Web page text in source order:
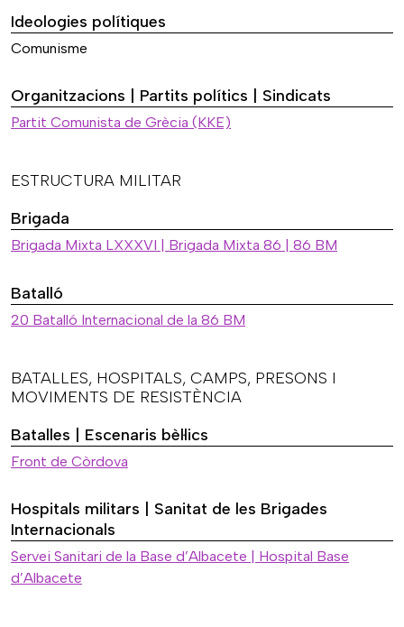
Ideologies polítiques
Comunisme
Organitzacions | Partits polítics | Sindicats
Partit Comunista de Grècia (KKE)
ESTRUCTURA MILITAR
Brigada
Brigada Mixta LXXXVI | Brigada Mixta 86 | 86 BM
Batalló
20 Batalló Internacional de la 86 BM
BATALLES, HOSPITALS, CAMPS, PRESONS I
MOVIMENTS DE RESISTÈNCIA
Batalles | Escenaris bèl·lics
Front de Còrdova
Hospitals militars | Sanitat de les Brigades
Internacionals
Servei Sanitari de la Base d’Albacete | Hospital Base
d’Albacete